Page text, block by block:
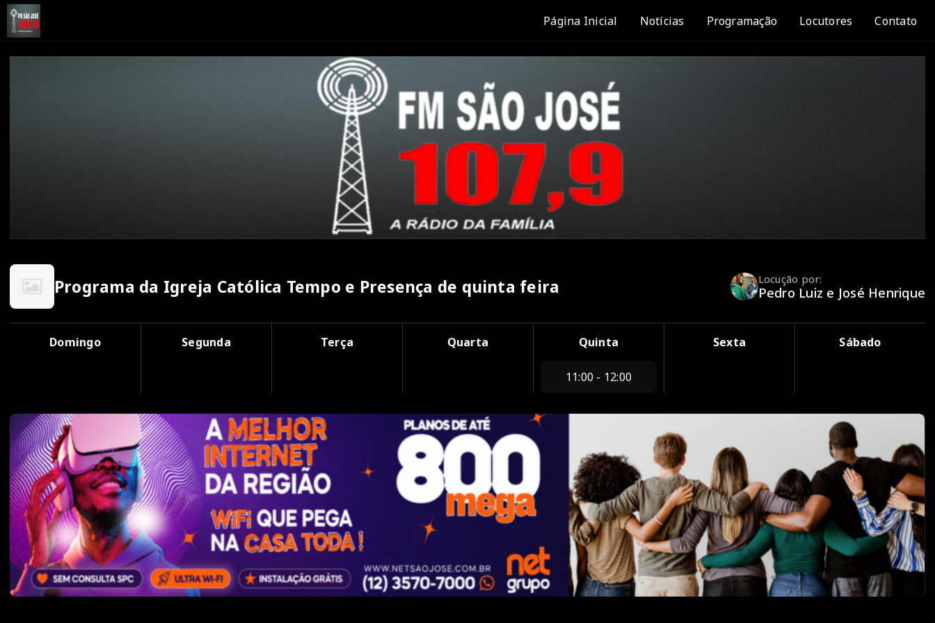
Página Inicial Notícias Programação Locutores Contato
Programa da Igreja Católica Tempo e Presença de quinta feira Locução por:
Pedro Luiz e José Henrique
Domingo Segunda Terça Quarta Quinta
11:00 - 12:00
Sexta Sábado